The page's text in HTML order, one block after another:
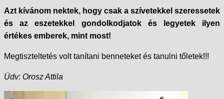
Azt kívánom nektek, hogy csak a szívetekkel szeressetek
és az eszetekkel gondolkodjatok és legyetek ilyen
értékes emberek, mint most!
Megtiszteltetés volt tanítani benneteket és tanulni tőletek!!!
Üdv: Orosz Attila